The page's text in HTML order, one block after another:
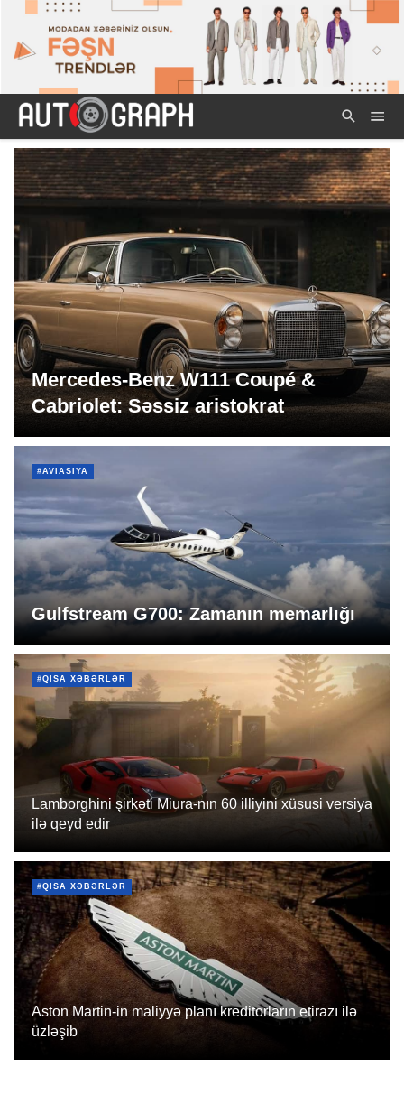
Mercedes-Benz W111 Coupé &
Cabriolet: Səssiz aristokrat
Gulfstream G700: Zamanın memarlığı
#AVIASIYA
Lamborghini şirkəti Miura-nın 60 illiyini xüsusi versiya
ilə qeyd edir
#QISA XƏBƏRLƏR
Aston Martin-in maliyyə planı kreditorların etirazı ilə
üzləşib
#QISA XƏBƏRLƏR